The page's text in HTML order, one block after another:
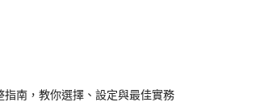
南，教你選擇、設定與最佳實務